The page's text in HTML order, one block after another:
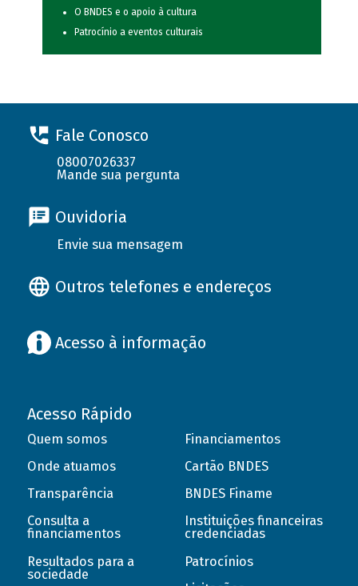
O BNDES e o apoio à cultura
Patrocínio a eventos culturais
Fale Conosco
08007026337
Mande sua pergunta
Ouvidoria
Envie sua mensagem
Outros telefones e endereços
Acesso à informação
Acesso Rápido
Quem somos
Onde atuamos
Transparência
Consulta a
financiamentos
Resultados para a
sociedade
Financiamentos
Cartão BNDES
BNDES Finame
Instituições financeiras
credenciadas
Patrocínios